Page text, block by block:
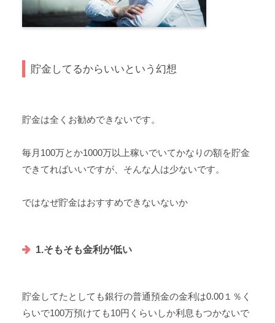
貯金してるからいいという幻想
貯金は全くお勧めできないです。
毎月100万とか1000万以上稼いでいてかなりの額を貯金
できてればいいですが、そんな人は少ないです。
ではなぜ貯金はおすすめできないないか
1.そもそも金利が低い
貯金してたとしても銀行の普通預金の金利は0.00１％く
らいで100万預けても10円くらいしか利息もつかないで